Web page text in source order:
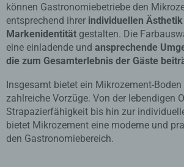
können Gastronomiebetriebe den
entsprechend ihrer individuellen Ästhetik
Markenidentität gestalten. Die
eine einladende und ansprechende
die zum Gesamterlebnis der Gäste
Insgesamt bietet ein Mikrozement-
zahlreiche Vorzüge. Von der lebendigen
Strapazierfähigkeit bis hin zur
bietet Mikrozement eine moderne und
den Gastronomiebereich.